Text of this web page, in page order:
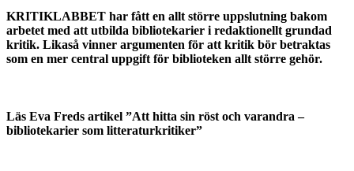
KRITIKLABBET har fått en allt större uppslutning bakom
arbetet med att utbilda bibliotekarier i redaktionellt grundad
kritik. Likaså vinner argumenten för att kritik bör betraktas
som en mer central uppgift för biblioteken allt större gehör.
Läs Eva Freds artikel ”Att hitta sin röst och varandra –
bibliotekarier som litteraturkritiker”